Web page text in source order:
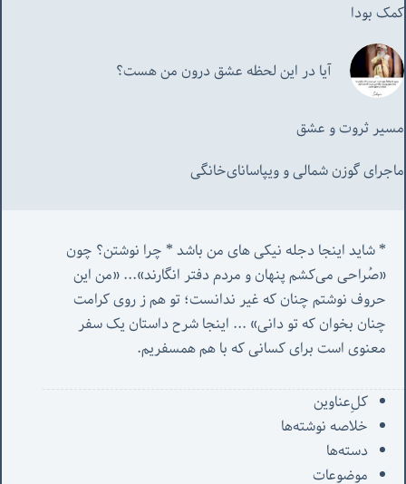
کمک بودا
آیا در این لحظه عشق درون من هست؟
مسیر ثروت و عشق
ماجرای گوزن شمالی و‌ ویپاسانای‌خانگی
«صُراحی می‌کشم پنهان‌ و مردم‌ دفتر انگارند»... «
چنان بخوان که تو دانی» ...
معنوی است برای کسانی که با هم همسفریم.
کل‌ِعناوین
خلاصه نوشته‌ها
دسته‌ها
موضوعات